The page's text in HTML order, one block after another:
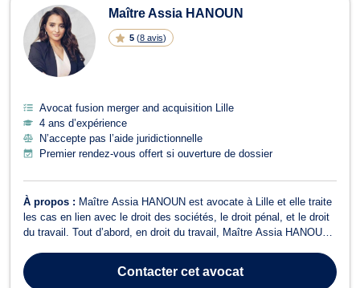
Maître Assia HANOUN
5 (8 avis)
Avocat fusion merger and acquisition Lille
4 ans d’expérience
N’accepte pas l’aide juridictionnelle
Premier rendez-vous offert si ouverture de dossier
À propos : Maître Assia HANOUN est avocate à Lille et elle traite
les cas en lien avec le droit des sociétés, le droit pénal, et le droit
du travail. Tout d’abord, en droit du travail, Maître Assia HANOUN
comparaître devant le Conseil de prud’hommes. Il en est ainsi pour
les l...
Contactercet avocat